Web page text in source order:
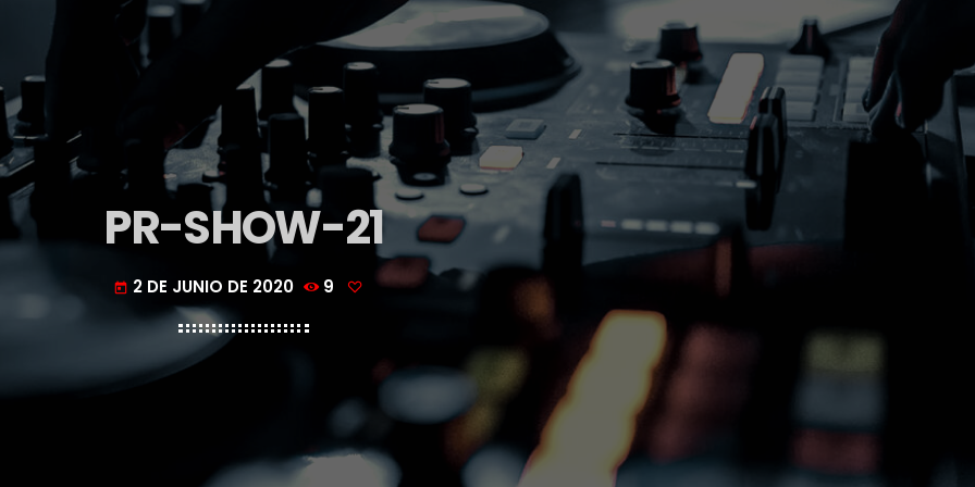
PR-SHOW-21
today 2 DE JUNIO DE 2020 9